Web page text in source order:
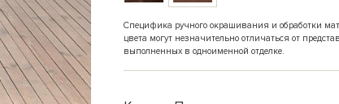
Специфика ручного окрашивания и обработки
цвета могут незначительно отличаться от
выполненных в одноименной отделке.